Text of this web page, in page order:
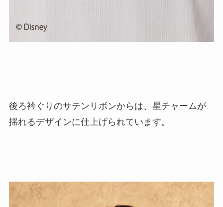
後ろ衿ぐりのサテンリボンからは、星チャームが
揺れるデザインに仕上げられています。